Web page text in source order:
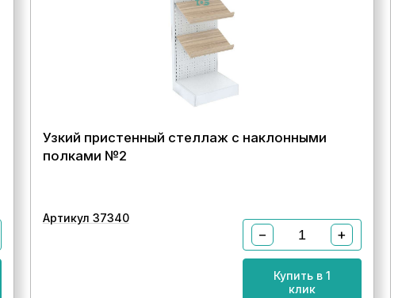
Узкий пристенный стеллаж с наклонными
полками №2
Артикул 37340
− +
Купить в 1
клик